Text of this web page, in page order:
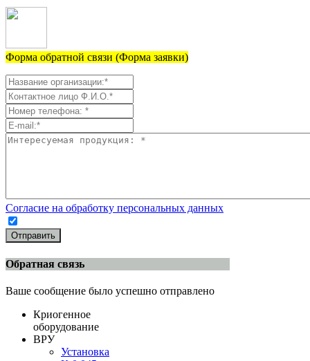
Форма обратной связи (Форма заявки)
Согласие на обработку персональных данных
Отправить
Обратная связь
Ваше сообщение было успешно отправлено
Криогенное
оборудование
ВРУ
Установка